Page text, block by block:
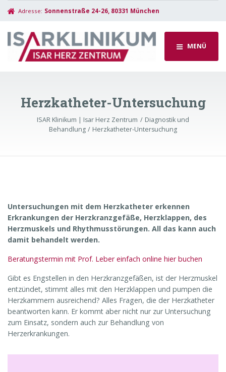
Adresse: Sonnenstraße 24-26, 80331 München
MENÜ
Herzkatheter-Untersuchung
ISAR Klinikum | Isar Herz Zentrum
Diagnostik und
Behandlung
Herzkatheter-Untersuchung
Untersuchungen mit dem Herzkatheter erkennen
Erkrankungen der Herzkranzgefäße, Herzklappen, des
Herzmuskels und Rhythmusstörungen. All das kann auch
damit behandelt werden.
Beratungstermin mit Prof. Leber einfach online hier buchen
Gibt es Engstellen in den Herzkranzgefäßen, ist der Herzmuskel
entzündet, stimmt alles mit den Herzklappen und pumpen die
Herzkammern ausreichend? Alles Fragen, die der Herzkatheter
beantworten kann. Er kommt aber nicht nur zur Untersuchung
zum Einsatz, sondern auch zur Behandlung von
Herzerkrankungen.